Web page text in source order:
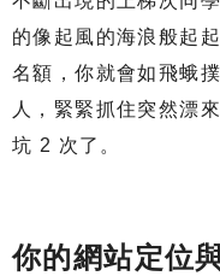
的像起風的海浪般起
名額，你就會如飛蛾
人，緊緊抓住突然漂
坑 2 次了。
你的網站定位